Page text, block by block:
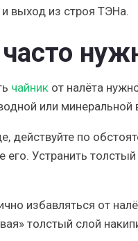
и выход из строя ТЭНа.
чайник от налёта
или минеральной
действуйте по
его. Устранить
избавляться от
толстый слой